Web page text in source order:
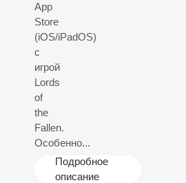
App
Store
(iOS/iPadOS)
с
игрой
Lords
of
the
Fallen.
Особенно...
Подробное
описание